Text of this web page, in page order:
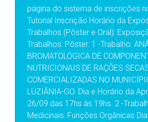
página do sistema de inscrições
Tutorial Inscrição Horário da
Trabalhos (Pôster e Oral):
Trabalhos: Pôster: 1 -Trabalho:
BROMATOLÓGICA DE
NUTRICIONAIS DE RAÇÕES
COMERCIALIZADAS NO
LUZIÂNIA-GO. Dia e Horário da
26/09 das 17hs às 19hs. 2 -
Medicinais: Funções Orgânicas